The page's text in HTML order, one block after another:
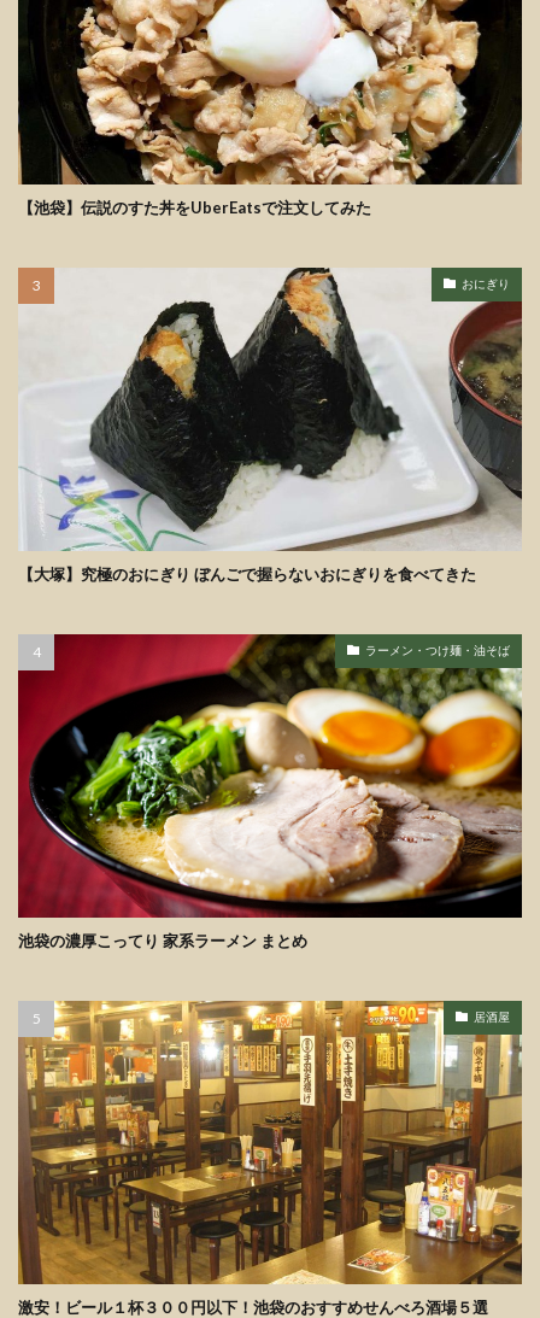
【池袋】伝説のすた丼をUberEatsで注文してみた
おにぎり
【大塚】究極のおにぎり ぼんごで握らないおにぎりを食べてきた
ラーメン・つけ麺・油そば
池袋の濃厚こってり 家系ラーメン まとめ
居酒屋
激安！ビール１杯３００円以下！池袋のおすすめせんべろ酒場５選